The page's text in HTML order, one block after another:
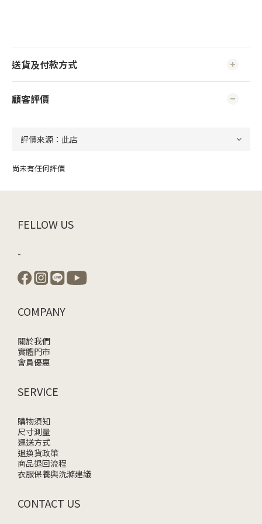
送貨及付款方式
顧客評價
尚未有任何評價
FELLOW US
-
COMPANY
關於我們
實體門市
會員優惠
SERVICE
購物須知
尺寸測量
運送方式
退換貨政策
商品退回流程
衣服保養與洗滌建議
CONTACT US